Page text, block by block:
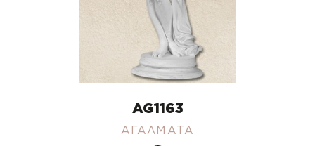
AG1163
ΑΓΑΛΜΑΤΑ